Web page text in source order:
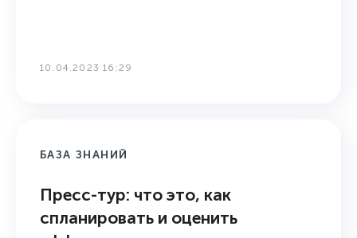
10.04.2023 16:29
БАЗА ЗНАНИЙ
Пресс-тур: что это, как
спланировать и оценить